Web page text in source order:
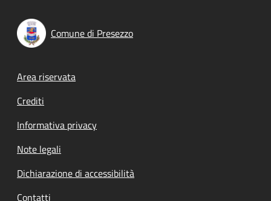
Comune di Presezzo
Footer menu
Area riservata
Crediti
Informativa privacy
Note legali
Dichiarazione di accessibilità
Contatti